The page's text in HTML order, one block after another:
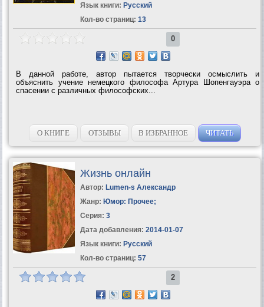
Язык книги: Русский
Кол-во страниц: 13
0
В данной работе, автор пытается творчески осмыслить и
объяснить учение немецкого философа Артура Шопенгауэра о
спасении с различных философских...
О КНИГЕ ОТЗЫВЫ В ИЗБРАННОЕ ЧИТАТЬ
Жизнь онлайн
Автор: Lumen-s Александр
Жанр: Юмор: Прочее;
Серия: 3
Дата добавления: 2014-01-07
Язык книги: Русский
Кол-во страниц: 57
2